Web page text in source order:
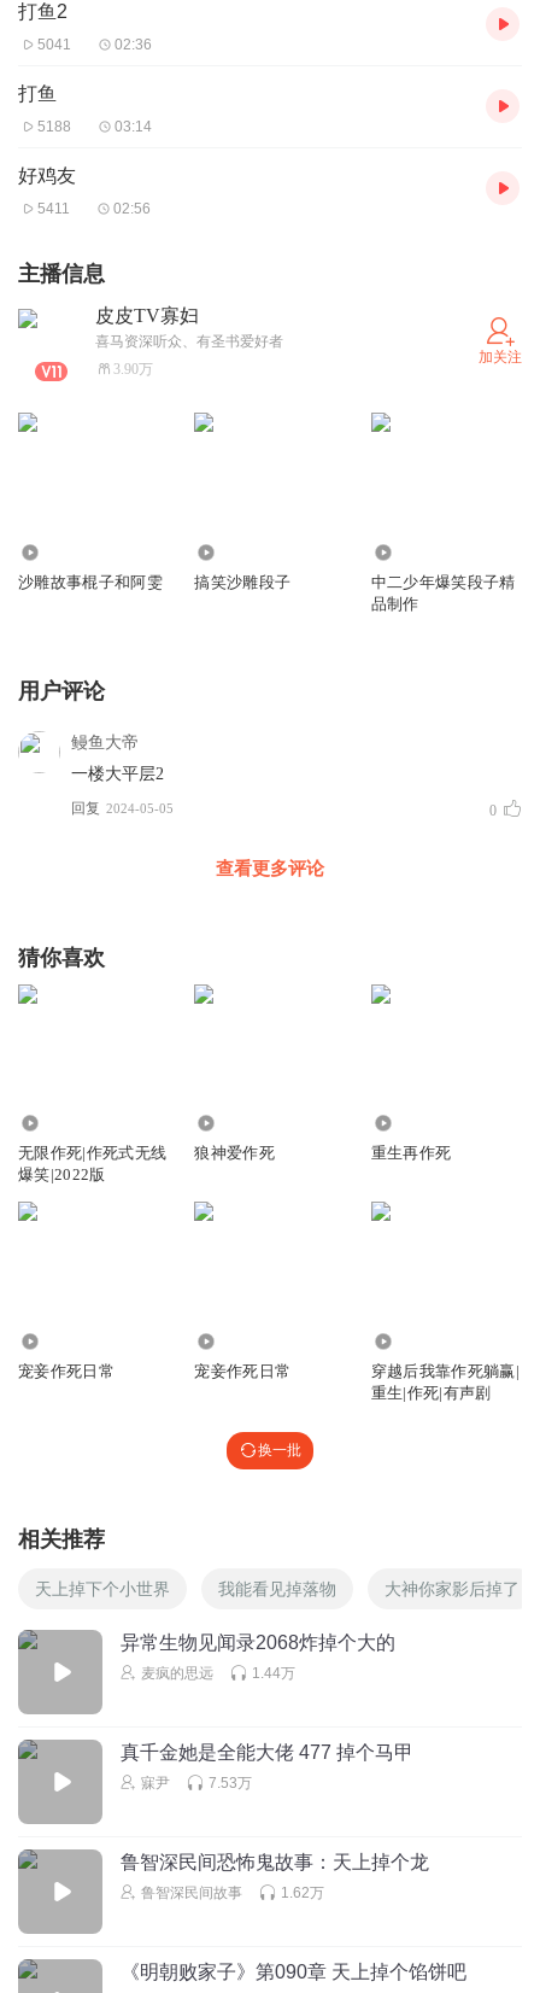
打鱼2
5041 02:36
打鱼
5188 03:14
好鸡友
5411 02:56
主播信息
皮皮TV寡妇
喜马资深听众、有圣书爱好者
3.90万
加关注
沙雕故事棍子和阿雯 搞笑沙雕段子
中二少年爆笑段子精
品制作
用户评论
鳗鱼大帝
一楼大平层2
回复 2024-05-05 0
查看更多评论
猜你喜欢
无限作死|作死式无线
爆笑|2022版
狼神爱作死 重生再作死
宠妾作死日常 宠妾作死日常
穿越后我靠作死躺赢|
重生|作死|有声剧
换一批
相关推荐
天上掉下个小世界 我能看见掉落物 大神你家影后掉了
异常生物见闻录2068炸掉个大的
麦疯的思远 1.44万
真千金她是全能大佬 477 掉个马甲
寐尹 7.53万
鲁智深民间恐怖鬼故事：天上掉个龙
鲁智深民间故事 1.62万
《明朝败家子》第090章 天上掉个馅饼吧